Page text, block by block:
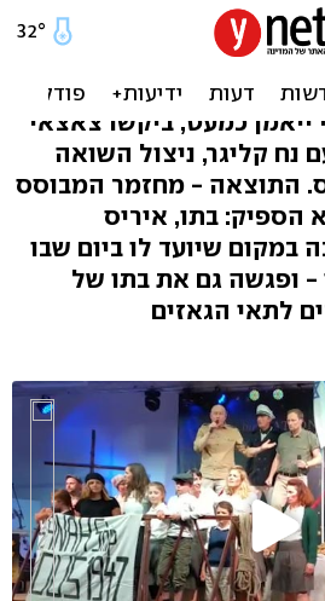
הגדרות" של
סליחה
כמעט, ביקשו צאצאי
נח קליגר, ניצול השואה
התוצאה - מחזמר המבוסס
הספיק: בתו, איריס
במקום שיועד לו ביום שבו
ופגשה גם את בתו של
לתאי הגאזים